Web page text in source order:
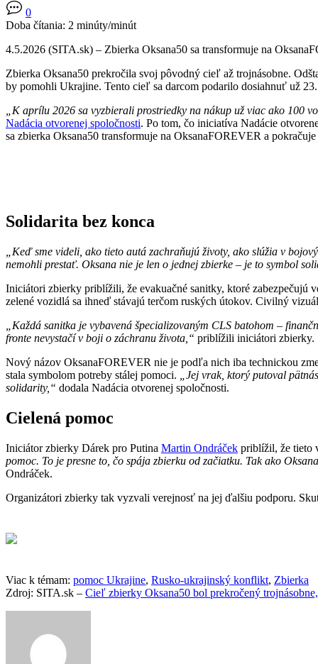
0
Doba čítania: 2 minúty/minút
4.5.2026 (SITA.sk) – Zbierka Oksana50 sa transformuje na
Zbierka Oksana50 prekročila svoj pôvodný cieľ až trojnásobne.
by pomohli Ukrajine. Tento cieľ sa darcom podarilo dosiahnuť už
„K aprílu 2026 sa vyzbierali prostriedky na nákup už viac ako 100
Nadácia otvorenej spoločnosti. Po tom, čo iniciatíva Nadácie
sa zbierka Oksana50 transformuje na OksanaFOREVER a pokračuje
Solidarita bez konca
„Keď sme videli, ako tieto autá zachraňujú životy, ako slúžia v
nemohli prestať. Oksana nie je len o jednej zbierke – je to symbol
Iniciátori zbierky priblížili, že evakuačné sanitky, ktoré zabezpečujú
zelené vozidlá sa ihneď stávajú terčom ruských útokov. Civilný
„Každá sanitka je vybavená špecializovaným CLS batohom –
fronte nevystačí v boji o záchranu života,“ priblížili iniciátori zbierky.
Nový názov OksanaFOREVER nie je podľa nich iba technickou
stala symbolom potreby stálej pomoci.
„Jej vrak, ktorý putoval
solidarity,“ dodala Nadácia otvorenej spoločnosti.
Cielená pomoc
Iniciátor zbierky Dárek pro Putina Martin Ondráček priblížil, že tieto
pomoc. To je presne to, čo spája zbierku od začiatku. Tak ako
Ondráček.
Organizátori zbierky tak vyzvali verejnosť na jej ďalšiu podporu.
Viac k témam: pomoc Ukrajine, Rusko-ukrajinský konflikt, Zbierka
Zdroj: SITA.sk – Cieľ zbierky Oksana50 bol prekročený